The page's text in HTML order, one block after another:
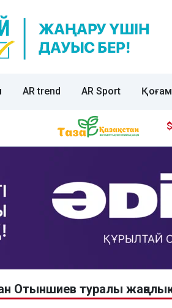
AR trend AR Sport Қоғам
$
Отыншиев туралы